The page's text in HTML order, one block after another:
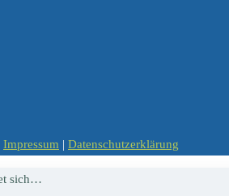
Impressum | Datenschutzerklärung